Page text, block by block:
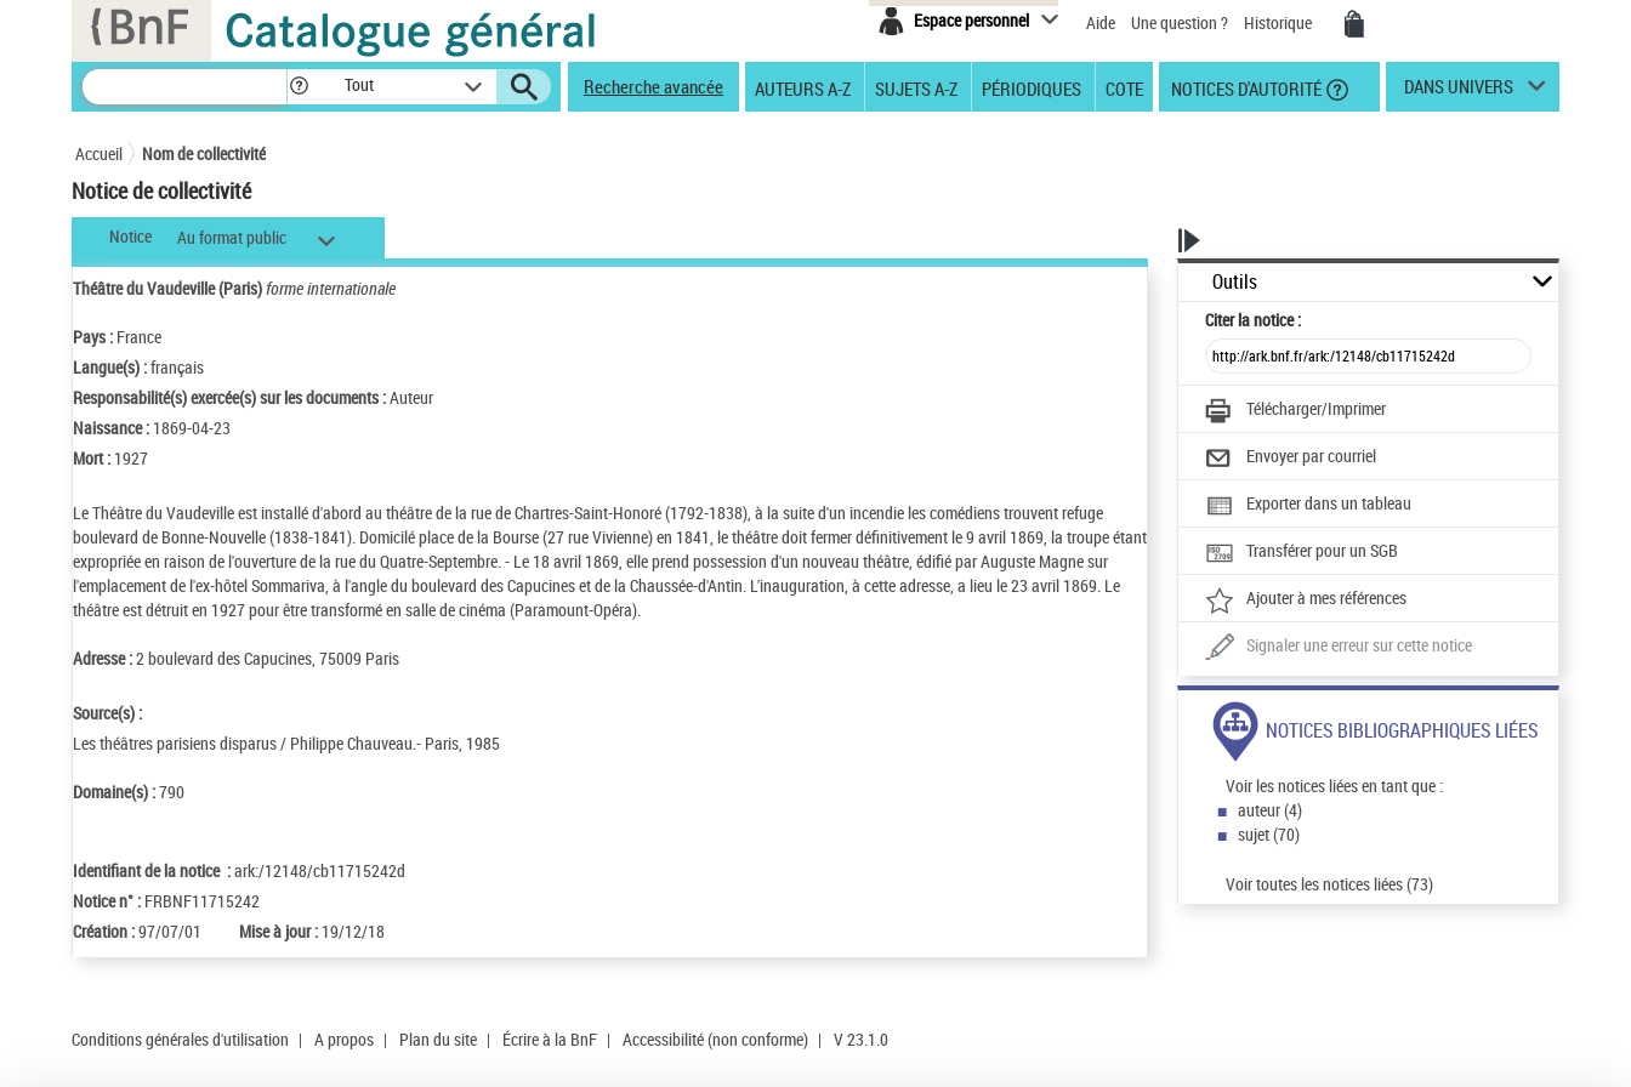
Espace personnel Aide Une question ? Historique
Tout Recherche avancée AUTEURS A-Z SUJETS A-Z PÉRIODIQUES COTE NOTICES D'AUTORITÉ DANS UNIVERS
Accueil Nom de collectivité
Notice de collectivité
Notice Au format public
Théâtre du Vaudeville (Paris)forme internationale
Pays : France
Langue(s) :français
Responsabilité(s) exercée(s) sur les documents :Auteur
Naissance : 1869-04-23
Mort : 1927
Le Théâtre du Vaudeville est installé d'abord au théâtre de la rue de Chartres-Saint-Honoré (1792-1838), à la suite d'un incendie les comédiens trouvent refuge
boulevard de Bonne-Nouvelle (1838-1841). Domicilé place de la Bourse (27 rue Vivienne) en 1841, le théâtre doit fermer définitivement le 9 avril 1869, la troupe étant
expropriée en raison de l'ouverture de la rue du Quatre-Septembre. - Le 18 avril 1869, elle prend possession d'un nouveau théâtre, édifié par Auguste Magne sur
l'emplacement de l'ex-hôtel Sommariva, à l'angle du boulevard des Capucines et de la Chaussée-d'Antin. L'inauguration, à cette adresse, a lieu le 23 avril 1869. Le
théâtre est détruit en 1927 pour être transformé en salle de cinéma (Paramount-Opéra).
Adresse :2 boulevard des Capucines, 75009 Paris
Source(s) :
Les théâtres parisiens disparus / Philippe Chauveau.- Paris, 1985
Domaine(s) :790
Identifiant de la notice :ark:/12148/cb11715242d
Notice n° : FRBNF11715242
Création :97/07/01 Mise à jour : 19/12/18
Outils
Citerla notice :
Télécharger/Imprimer
Envoyer par courriel
Exporter dans un tableau
Transférer pour un SGB
Ajouter à mes références
Signaler une erreur sur cette notice
NOTICES BIBLIOGRAPHIQUES LIÉES
Voir les notices liées en tant que :
auteur (4)
sujet (70)
Voir toutes les notices liées (73)
Conditions générales d'utilisation | A propos | Plan du site | Écrire à la BnF | Accessibilité (non conforme) | V 23.1.0
Panneau de gestion des cookies